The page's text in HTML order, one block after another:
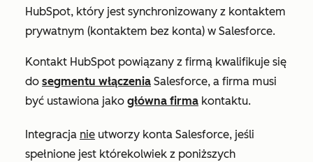
HubSpot, który jest synchronizowany z kontaktem
prywatnym (kontaktem bez konta) w Salesforce.
Kontakt HubSpot powiązany z firmą kwalifikuje się
do segmentu włączenia Salesforce, a firma musi
być ustawiona jako główna firma kontaktu.
Integracja nie utworzy konta Salesforce, jeśli
spełnione jest którekolwiek z poniższych